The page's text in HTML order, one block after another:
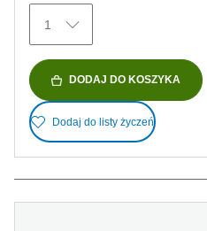
Recenzji
1
DODAJ DO KOSZYKA
Dodaj do listy życzeń